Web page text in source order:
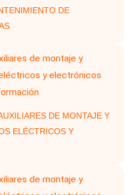
DE
DE MONTAJE Y
ELÉCTRICOS Y